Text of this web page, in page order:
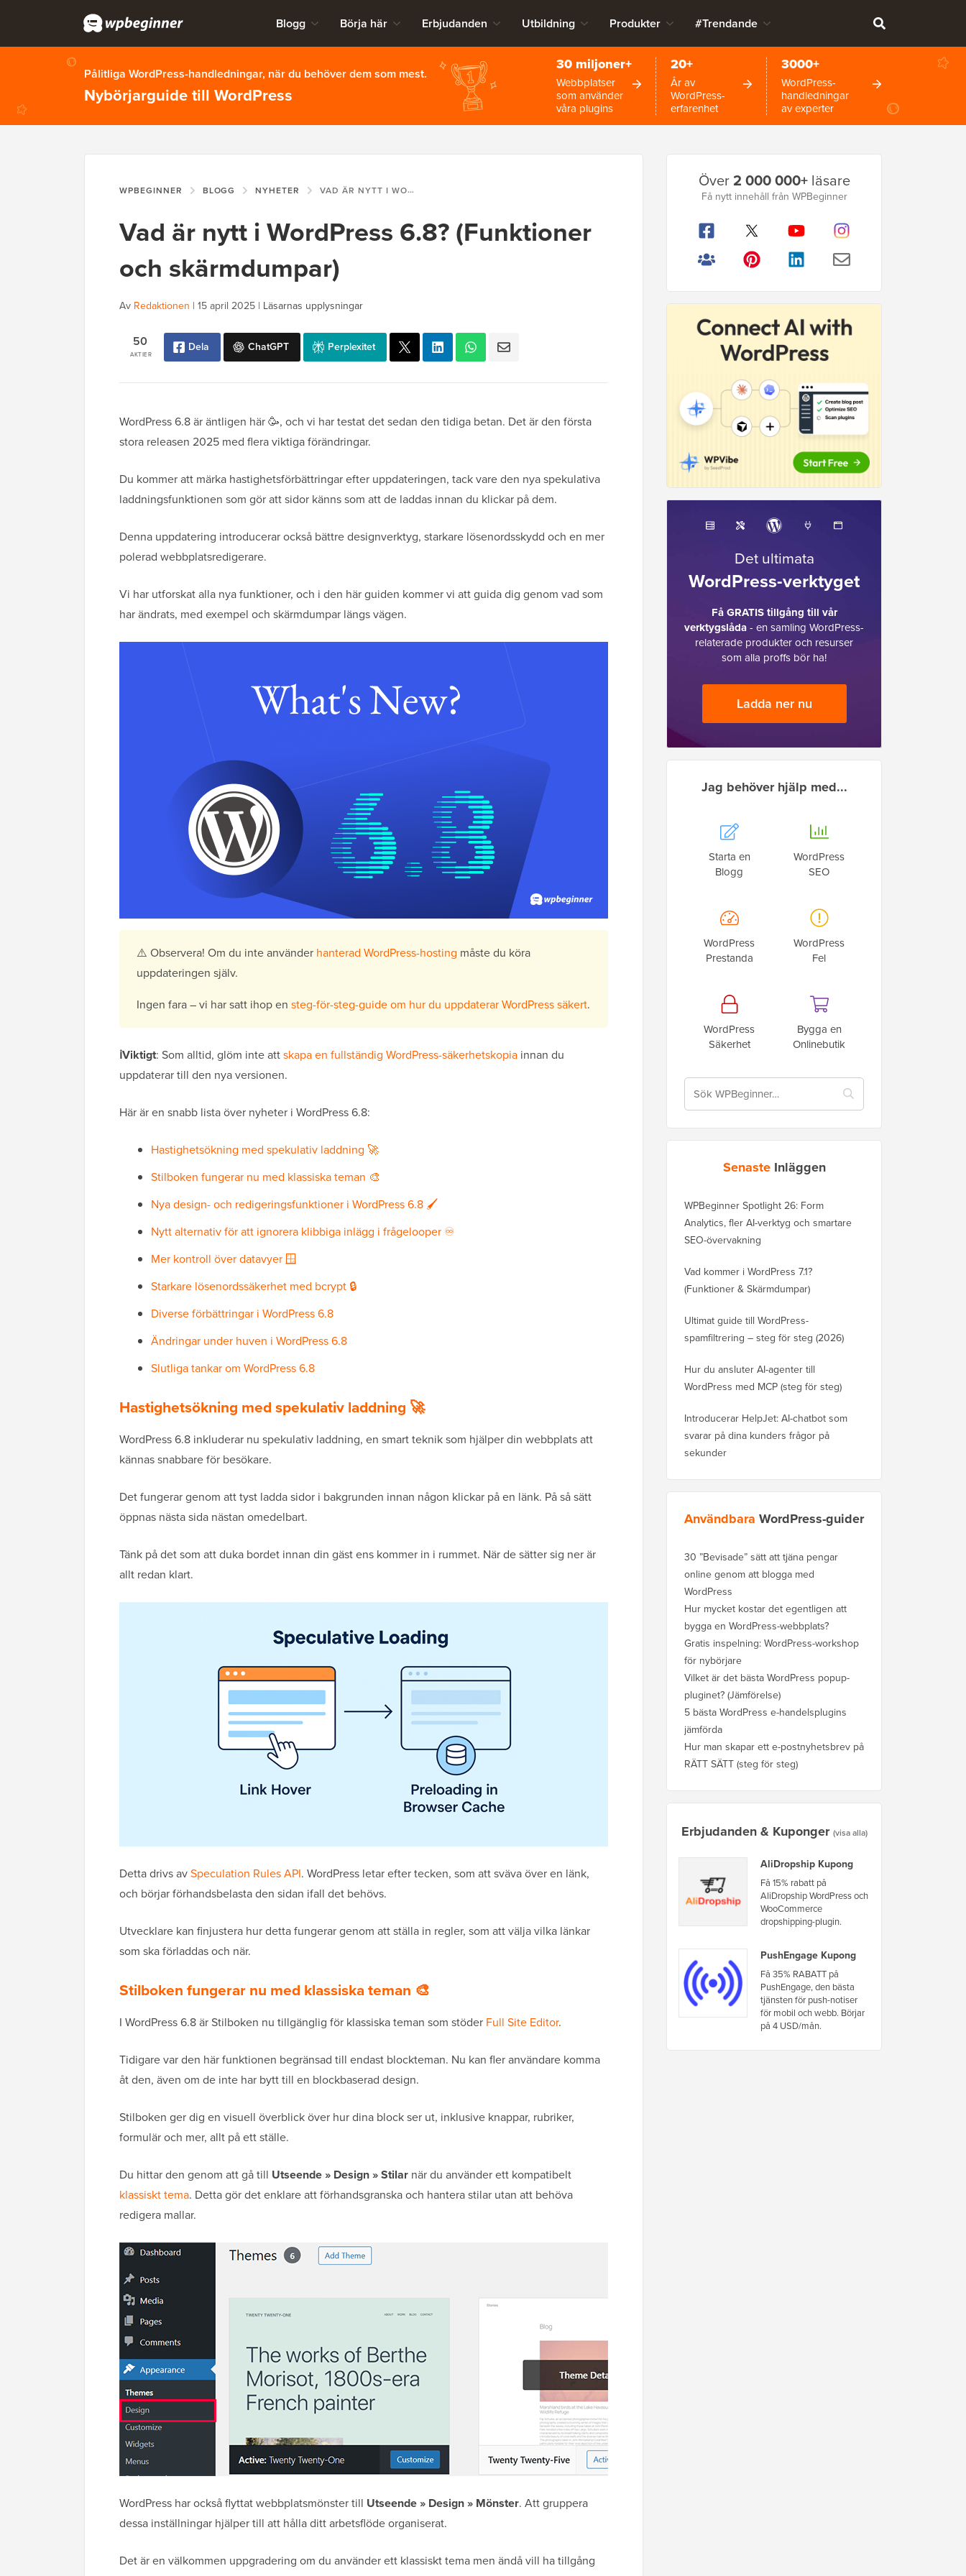
Blogg Börja här Erbjudanden Utbildning Produkter #Trendande
Pålitliga WordPress-handledningar, när du behöver dem som mest.
Nybörjarguide till WordPress
30 miljoner+
Webbplatser
som använder
våra plugins
20+
År av
WordPress-
erfarenhet
3000+
WordPress-
handledningar
av experter
WPBEGINNER BLOGG NYHETER VAD ÄR NYTT I WORDPRESS 6.8? (FUNKTIONER OCH SKÄRMDUMPAR)
Vad är nytt i WordPress 6.8? (Funktioner
och skärmdumpar)
Av Redaktionen | 15 april 2025 | Läsarnas upplysningar
AKTIER
50 Dela ChatGPT Perplexitet
WordPress 6.8 är äntligen här 🥳, och vi har testat det sedan den tidiga betan. Det är den första
stora releasen 2025 med flera viktiga förändringar.
Du kommer att märka hastighetsförbättringar efter uppdateringen, tack vare den nya spekulativa
laddningsfunktionen som gör att sidor känns som att de laddas innan du klickar på dem.
Denna uppdatering introducerar också bättre designverktyg, starkare lösenordsskydd och en mer
polerad webbplatsredigerare.
Vi har utforskat alla nya funktioner, och i den här guiden kommer vi att guida dig genom vad som
har ändrats, med exempel och skärmdumpar längs vägen.
⚠️ Observera! Om du inte använder hanterad WordPress-hosting måste du köra
uppdateringen själv.
Ingen fara – vi har satt ihop en steg-för-steg-guide om hur du uppdaterar WordPress säkert.
ℹ️Viktigt: Som alltid, glöm inte attskapa en fullständig WordPress-säkerhetskopia innan du
uppdaterar till den nya versionen.
Här är en snabb lista över nyheter i WordPress 6.8:
Hastighetsökning med spekulativ laddning 🚀
Stilboken fungerar nu med klassiska teman 🎨
Nya design- och redigeringsfunktioner i WordPress 6.8 🖌️
Nytt alternativ för att ignorera klibbiga inlägg i frågelooper ♾️
Mer kontroll över datavyer 🪟
Starkare lösenordssäkerhet med bcrypt 🔒
Diverse förbättringar i WordPress 6.8
Ändringar under huven i WordPress 6.8
Slutliga tankar om WordPress 6.8
Hastighetsökning med spekulativ laddning 🚀
WordPress 6.8 inkluderar nu spekulativ laddning, en smart teknik som hjälper din webbplats att
kännas snabbare för besökare.
Det fungerar genom att tyst ladda sidor i bakgrunden innan någon klickar på en länk. På så sätt
öppnas nästa sida nästan omedelbart.
Tänk på det som att duka bordet innan din gäst ens kommer in i rummet. När de sätter sig ner är
allt redan klart.
Detta drivs avSpeculation Rules API. WordPress letar efter tecken, som att sväva över en länk,
och börjar förhandsbelasta den sidan ifall det behövs.
Utvecklare kan finjustera hur detta fungerar genom att ställa in regler, som att välja vilka länkar
som ska förladdas och när.
Stilboken fungerar nu med klassiska teman 🎨
I WordPress 6.8 är Stilboken nu tillgänglig för klassiska teman som stöder Full Site Editor.
Tidigare var den här funktionen begränsad till endast blockteman. Nu kan fler användare komma
åt den, även om de inte har bytt till en blockbaserad design.
Stilboken ger dig en visuell överblick över hur dina block ser ut, inklusive knappar, rubriker,
formulär och mer, allt på ett ställe.
Du hittar den genom att gå till Utseende » Design » Stilar när du använder ett kompatibelt
klassiskt tema. Detta gör det enklare att förhandsgranska och hantera stilar utan att behöva
redigera mallar.
WordPress har också flyttat webbplatsmönster till Utseende » Design » Mönster. Att gruppera
dessa inställningar hjälper till att hålla ditt arbetsflöde organiserat.
Det är en välkommen uppgradering om du använder ett klassiskt tema men ändå vill ha tillgång
Primär
sidofält
Över2 000 000+läsare
Få nytt innehåll från WPBeginner
Det ultimata
WordPress-verktyget
Få GRATIS tillgång till vår
verktygslåda- en samling WordPress-
relaterade produkter och resurser
som alla proffs bör ha!
Ladda ner nu
Jag behöver hjälp med...
Starta en
Blogg
WordPress
SEO
WordPress
Prestanda
WordPress
Fel
WordPress
Säkerhet
Bygga en
Onlinebutik
Senaste Inläggen
WPBeginner Spotlight 26: Form
Analytics, fler AI-verktyg och smartare
SEO-övervakning
Vad kommer i WordPress 7.1?
(Funktioner & Skärmdumpar)
Ultimat guide till WordPress-
spamfiltrering – steg för steg (2026)
Hur du ansluter AI-agenter till
WordPress med MCP (steg för steg)
Introducerar HelpJet: AI-chatbot som
svarar på dina kunders frågor på
sekunder
Användbara WordPress-guider
30 ”Bevisade” sätt att tjäna pengar
online genom att blogga med
WordPress
Hur mycket kostar det egentligen att
bygga en WordPress-webbplats?
Gratis inspelning: WordPress-workshop
för nybörjare
Vilket är det bästa WordPress popup-
pluginet? (Jämförelse)
5 bästa WordPress e-handelsplugins
jämförda
Hur man skapar ett e-postnyhetsbrev på
RÄTT SÄTT (steg för steg)
Erbjudanden & Kuponger (visa alla)
AliDropship Kupong
Få 15% rabatt på
AliDropship WordPress och
WooCommerce
dropshipping-plugin.
PushEngage Kupong
Få 35% RABATT på
PushEngage, den bästa
tjänsten för push-notiser
för mobil och webb. Börjar
på 4 USD/mån.